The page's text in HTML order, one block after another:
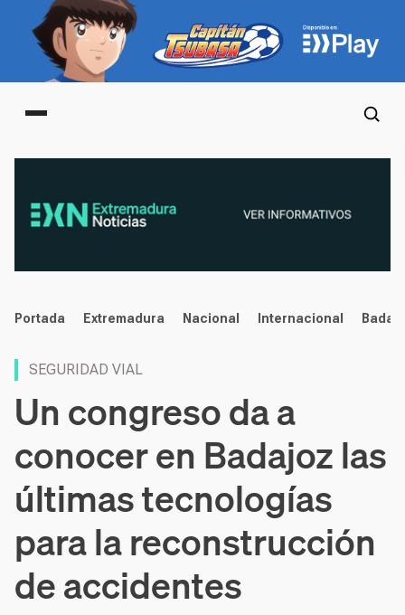
Main menu
noticias
Portada Extremadura Nacional Internacional
SEGURIDAD VIAL
Un congreso da a
conocer en Badajoz las
últimas tecnologías
para la reconstrucción
de accidentes